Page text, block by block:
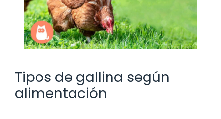
Tipos de gallina según
alimentación